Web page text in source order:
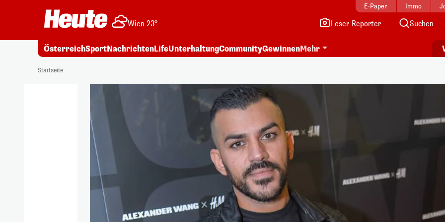
E-Paper Immo
Wien 23° Leser-Reporter Suchen
ÖsterreichSportNachrichtenLifeUnterhaltungCommunityGewinnenMehr
Startseite